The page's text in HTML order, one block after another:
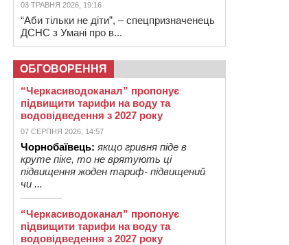
03 ТРАВНЯ 2026, 19:16
“Аби тільки не діти”, – спецпризначенець
ДСНС з Умані про в...
ОБГОВОРЕННЯ
“Черкасиводоканал” пропонує
підвищити тарифи на воду та
водовідведення з 2027 року
07 СЕРПНЯ 2026, 14:57
Чорнобаївець: якщо гривня піде в
круте піке, то не врятують ці
підвищення жоден тариф- підвищений
чи ...
“Черкасиводоканал” пропонує
підвищити тарифи на воду та
водовідведення з 2027 року